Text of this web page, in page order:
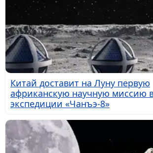
Китай доставит на Луну первую
африканскую научную миссию
экспедиции «Чанъэ-8»